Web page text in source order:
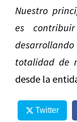
Nuestro
es
totalidad de
desde la
Twitter